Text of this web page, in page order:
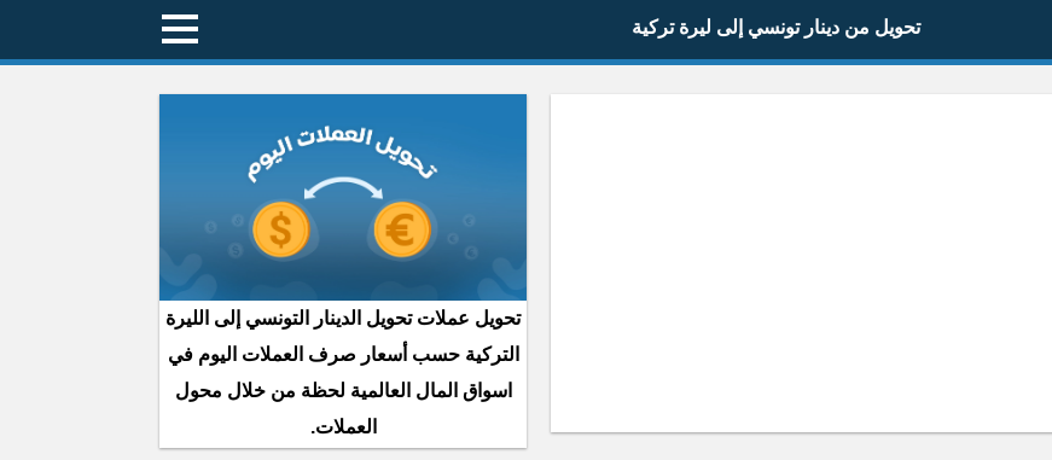
تحويل من دينار تونسي إلى ليرة تركية
تحويل عملات تحويل الدينار التونسي إلى الليرة
التركية حسب أسعار صرف العملات اليوم في
اسواق المال العالمية لحظة من خلال محول
العملات.